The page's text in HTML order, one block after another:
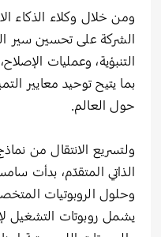
ومن خلال وكلاء الذكاء
الشركة على تحسين سير
التنبؤية، وعمليات
بما يتيح توحيد معايير
حول العالم.
ولتسريع الانتقال من
الذاتي المتقدّم، بدأت
وحلول الروبوتيات
يشمل روبوتات التشغيل